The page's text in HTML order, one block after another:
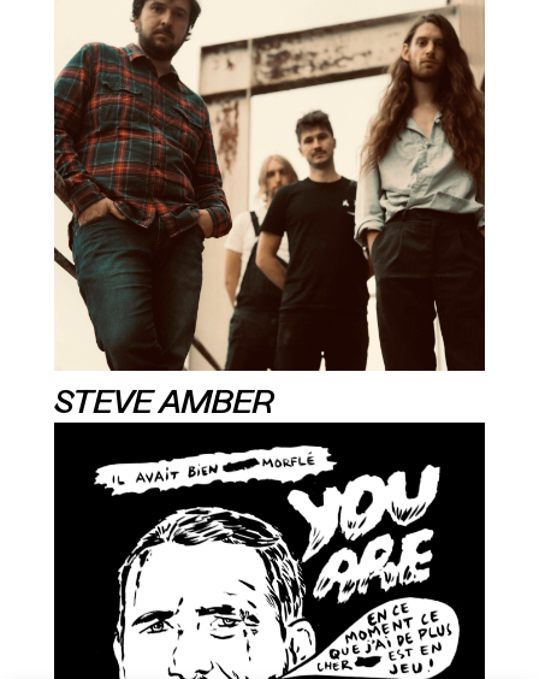
STEVE AMBER